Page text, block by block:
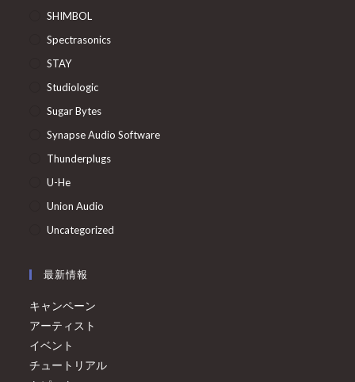
SHIMBOL
Spectrasonics
STAY
Studiologic
Sugar Bytes
Synapse Audio Software
Thunderplugs
U-He
Union Audio
Uncategorized
最新情報
キャンペーン
アーティスト
イベント
チュートリアル